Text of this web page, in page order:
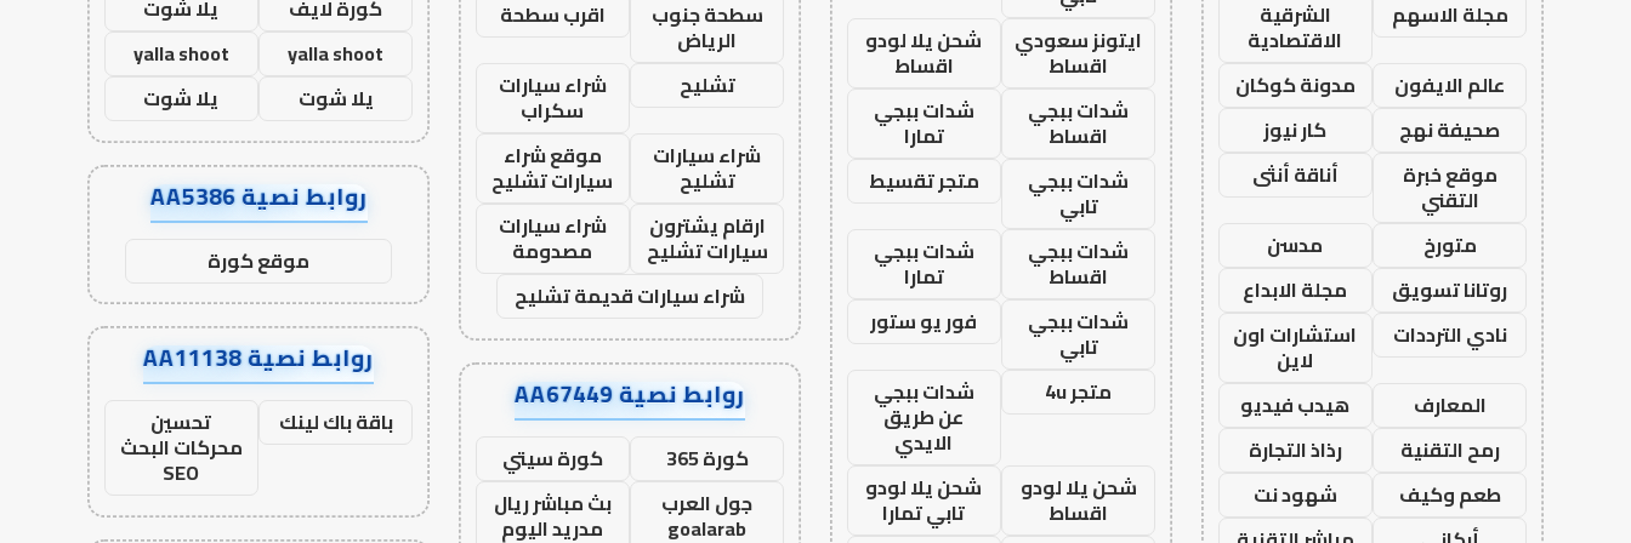
مجلة الاسهم
الشرقية
الاقتصادية
عالم الايفون
مدونة كوكان
صحيفة نهج
كار نيوز
موقع خبرة
التقني
أناقة أنثى
متورخ
مدسن
روتانا تسويق
مجلة الابداع
نادي الترددات
استشارات اون
لاين
المعارف
هيدب فيديو
رمح التقنية
رذاذ التجارة
طعم وكيف
شهود نت
ايتونز سعودي
اقساط
شحن يلا لودو
اقساط
شدات ببجي
اقساط
شدات ببجي
تمارا
شدات ببجي
تابي
متجر تقسيط
شدات ببجي
اقساط
شدات ببجي
تمارا
شدات ببجي
تابي
فور يو ستور
متجر 4u
شدات ببجي
عن طريق
الايدي
شحن يلا لودو
اقساط
شحن يلا لودو
تابي تمارا
سطحة جنوب
الرياض
اقرب سطحة
تشليح
شراء سيارات
سكراب
شراء سيارات
تشليح
موقع شراء
سيارات تشليح
ارقام يشترون
سيارات تشليح
شراء سيارات
مصدومة
شراء سيارات قديمة تشليح
روابط نصية AA67449
كورة 365
كورة سيتي
جول العرب
goalarab
بث مباشر ريال
مدريد اليوم
كورة لايف
يلا شوت
yalla shoot
yalla shoot
يلا شوت
يلا شوت
روابط نصية AA5386
موقع كورة
روابط نصية AA11138
باقة باك لينك تحسين
محركات البحث
SEO